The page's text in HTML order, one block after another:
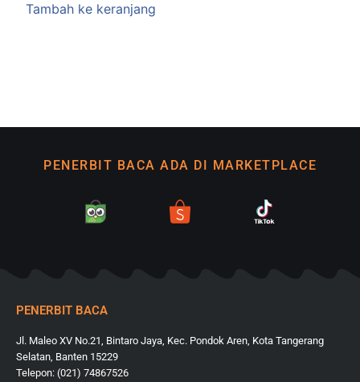
Tambah ke keranjang
PENERBIT BACA ADA DI MARKETPLACE
PENERBIT BACA
Jl. Maleo XV No.21, Bintaro Jaya, Kec. Pondok Aren, Kota Tangerang
Selatan, Banten 15229
Telepon: (021) 74867526